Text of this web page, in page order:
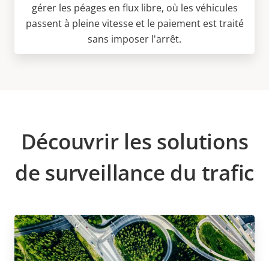
gérer les péages en flux libre, où les véhicules
passent à pleine vitesse et le paiement est traité
sans imposer l'arrêt.
Découvrir les solutions
de surveillance du trafic